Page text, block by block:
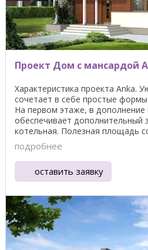
Проект Дом с мансардой
Характеристика проекта Anka.
сочетает в себе простые
На первом этаже, в
обеспечивает дополнительный
котельная. Полезная площадь
квадратных ...
подробнее
оставить заявку